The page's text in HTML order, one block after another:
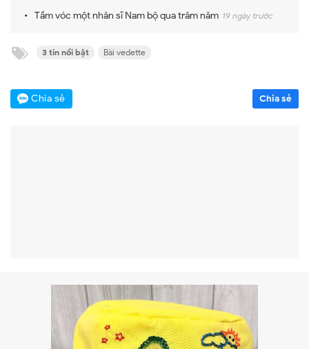
Tầm vóc một nhân sĩ Nam bộ qua trăm năm 19 ngày trước
3 tin nổi bật Bài vedette
Chia sẻ Chia sẻ